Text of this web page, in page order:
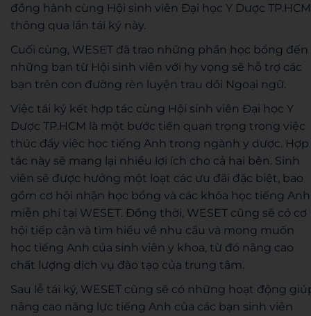
đồng hành cùng Hội sinh viên Đại học Y Dược TP.HCM
thông qua lần tái ký này.
Cuối cùng, WESET đã trao những phần học bổng đến
những bạn từ Hội sinh viên với hy vọng sẽ hỗ trợ các
bạn trên con đường rèn luyện trau dồi Ngoại ngữ.
Việc tái ký kết hợp tác cùng Hội sinh viên Đại học Y
Dược TP.HCM là một bước tiến quan trọng trong việc
thúc đẩy việc học tiếng Anh trong ngành y dược. Hợp
tác này sẽ mang lại nhiều lợi ích cho cả hai bên. Sinh
viên sẽ được hưởng một loạt các ưu đãi đặc biệt, bao
gồm cơ hội nhận học bổng và các khóa học tiếng Anh
miễn phí tại WESET. Đồng thời, WESET cũng sẽ có cơ
hội tiếp cận và tìm hiểu về nhu cầu và mong muốn
học tiếng Anh của sinh viên y khoa, từ đó nâng cao
chất lượng dịch vụ đào tạo của trung tâm.
Sau lễ tái ký, WESET cũng sẽ có những hoạt động
nâng cao năng lực tiếng Anh của các bạn sinh viên